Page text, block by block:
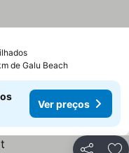
de Galu Beach
Ver preços